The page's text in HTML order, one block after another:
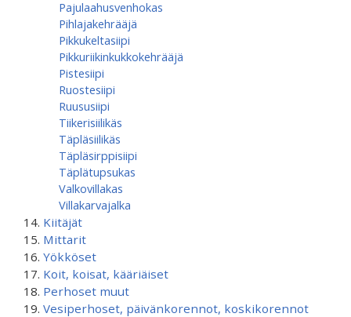
Pajulaahusvenhokas
Pihlajakehrääjä
Pikkukeltasiipi
Pikkuriikinkukkokehrääjä
Pistesiipi
Ruostesiipi
Ruususiipi
Tiikerisiilikäs
Täpläsiilikäs
Täpläsirppisiipi
Täplätupsukas
Valkovillakas
Villakarvajalka
Kiitäjät
Mittarit
Yökköset
Koit, koisat, kääriäiset
Perhoset muut
Vesiperhoset, päivänkorennot, koskikorennot